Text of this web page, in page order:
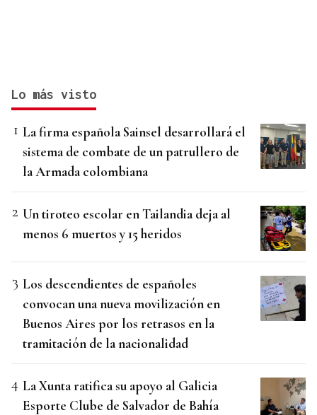
Lo más visto
La firma española Sainsel desarrollará el
sistema de combate de un patrullero de
la Armada colombiana
Un tiroteo escolar en Tailandia deja al
menos 6 muertos y 15 heridos
Los descendientes de españoles
convocan una nueva movilización en
Buenos Aires por los retrasos en la
tramitación de la nacionalidad
La Xunta ratifica su apoyo al Galicia
Esporte Clube de Salvador de Bahía